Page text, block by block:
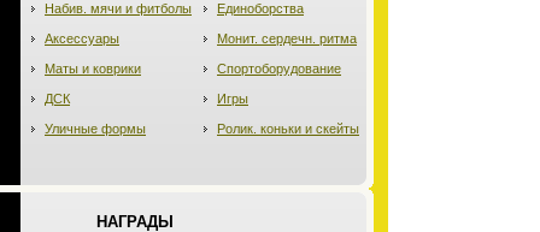
Набив. мячи и фитболы
Аксессуары
Маты и коврики
ДСК
Уличные формы
Единоборства
Монит. сердечн. ритма
Спортоборудование
Игры
Ролик. коньки и скейты
НАГРАДЫ